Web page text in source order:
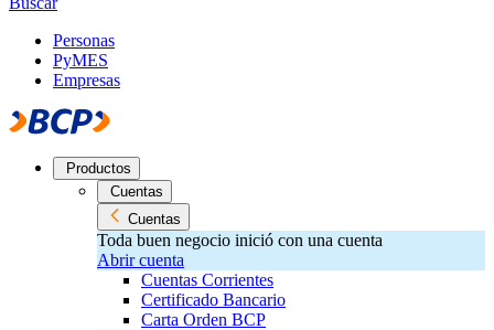
Personas
PyMES
Empresas
Productos
Cuentas
Cuentas
Toda buen negocio inició con una cuenta
Abrir cuenta
Cuentas Corrientes
Certificado Bancario
Carta Orden BCP